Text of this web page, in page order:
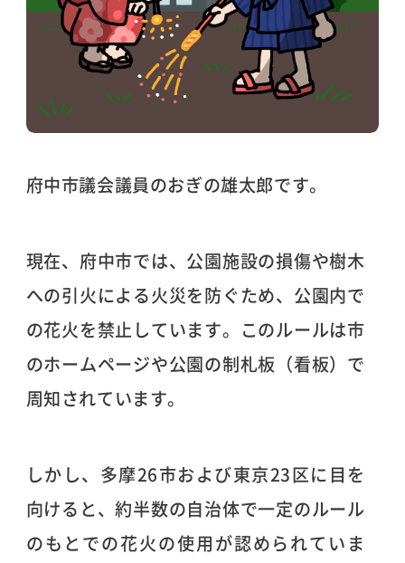
府中市議会議員のおぎの雄太郎です。
現在、府中市では、公園施設の損傷や樹木
への引火による火災を防ぐため、公園内で
の花火を禁止しています。このルールは市
のホームページや公園の制札板（看板）で
周知されています。
しかし、多摩26市および東京23区に目を
向けると、約半数の自治体で一定のルール
のもとでの花火の使用が認められていま